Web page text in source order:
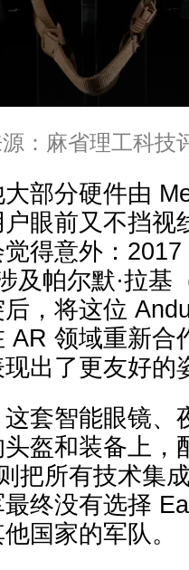
：麻省理工科技
分硬件由
眼前又不挡视
得意外：
及帕尔默·拉基
，将这位
AR 领域重新合
出了更友好的
智能眼镜、
盔和装备上，
把所有技术集
终没有选择
国家的军队。